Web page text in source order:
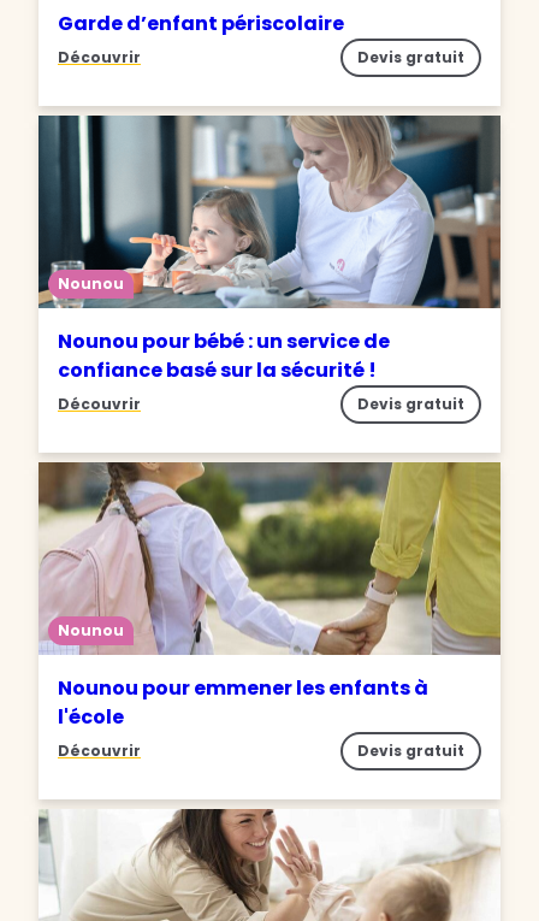
Garde d’enfant périscolaire
Découvrir Devis gratuit
Nounou
Nounou pour bébé : un service de
confiance basé sur la sécurité !
Découvrir Devis gratuit
Nounou
Nounou pour emmener les enfants à
l'école
Découvrir Devis gratuit